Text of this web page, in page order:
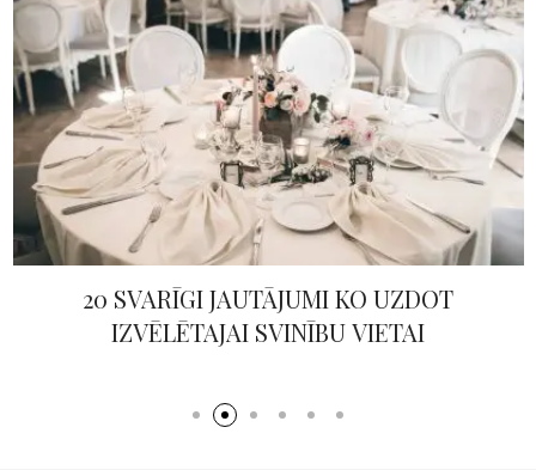
KĀZU KLEITU TIPI– KURŠ PIEMĒROTS TIEŠI
TEV?